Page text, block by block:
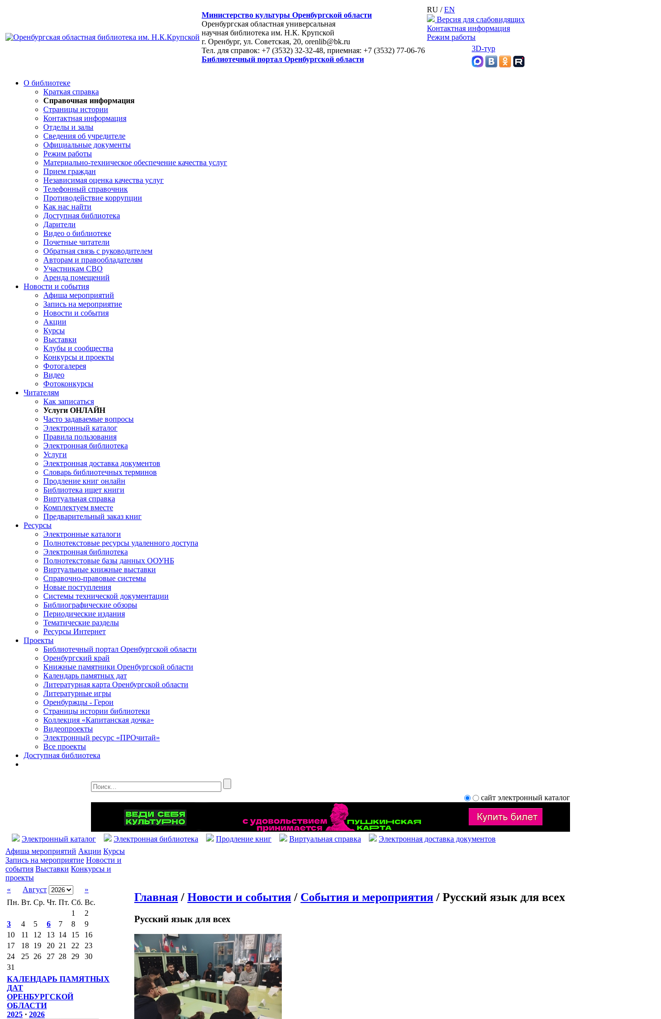
Министерство культуры Оренбургской области
Оренбургская областная универсальная
научная библиотека им. Н.К. Крупской
г. Оренбург, ул. Советская, 20, orenlib@bk.ru
Тел. для справок: +7 (3532) 32-32-48, приемная: +7 (3532) 77-06-76
Библиотечный портал Оренбургской области
RU /EN
Версия для слабовидящих
Контактная информация
Режим работы
3D-тур
О библиотеке
Краткая справка
Справочная информация
Страницы истории
Контактная информация
Отделы и залы
Сведения об учредителе
Официальные документы
Режим работы
Материально-техническое обеспечение качества услуг
Прием граждан
Независимая оценка качества услуг
Телефонный справочник
Противодействие коррупции
Как нас найти
Доступная библиотека
Дарители
Видео о библиотеке
Почетные читатели
Обратная связь с руководителем
Авторам и правообладателям
Участникам СВО
Аренда помещений
Новости и события
Афиша мероприятий
Запись на мероприятие
Новости и события
Акции
Курсы
Выставки
Клубы и сообщества
Конкурсы и проекты
Фотогалерея
Видео
Фотоконкурсы
Читателям
Как записаться
Услуги ОНЛАЙН
Часто задаваемые вопросы
Электронный каталог
Правила пользования
Электронная библиотека
Услуги
Электронная доставка документов
Словарь библиотечных терминов
Продление книг онлайн
Библиотека ищет книги
Виртуальная справка
Комплектуем вместе
Предварительный заказ книг
Ресурсы
Электронные каталоги
Полнотекстовые ресурсы удаленного доступа
Электронная библиотека
Полнотекстовые базы данных ООУНБ
Виртуальные книжные выставки
Справочно-правовые системы
Новые поступления
Cистемы технической документации
Библиографические обзоры
Периодические издания
Тематические разделы
Ресурсы Интернет
Проекты
Библиотечный портал Оренбургской области
Оренбургский край
Книжные памятники Оренбургской области
Календарь памятных дат
Литературная карта Оренбургской области
Литературные игры
Оренбуржцы - Герои
Страницы истории библиотеки
Коллекция «Капитанская дочка»
Видеопроекты
Электронный ресурс «ПРОчитай»
Все проекты
Доступная библиотека
сайт электронный каталог
Электронный каталог Электронная библиотека Продление книг Виртуальная справка
Электронная доставка документов
Афиша мероприятий Акции Курсы
Запись на мероприятие Новости и
события Выставки Конкурсы и
проекты
«
Август
»
Пн. Вт. Ср. Чт. Пт. Сб. Вс.
1
2
3
4 5 6 7 8
9
10
11 12 13 14 15
16
17
18 19 20 21 22
23
24
25 26 27 28 29
30
31
КАЛЕНДАРЬ ПАМЯТНЫХ
ДАТ
ОРЕНБУРГСКОЙ
ОБЛАСТИ
2025 · 2026
Главная / Новости и события / События и мероприятия / Русский язык для всех
Русский язык для всех